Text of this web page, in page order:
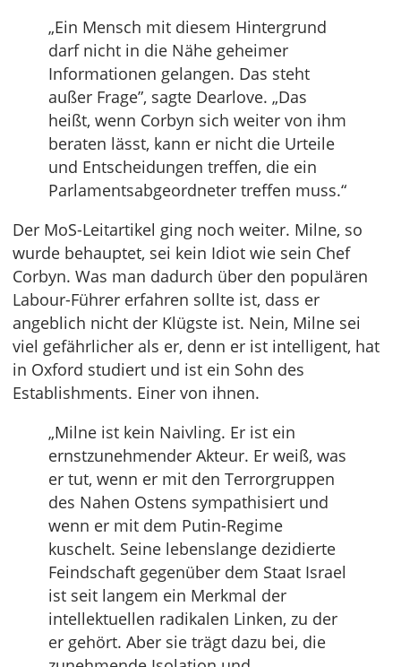
„Ein Mensch mit diesem Hintergrund
darf nicht in die Nähe geheimer
Informationen gelangen. Das steht
außer Frage”, sagte Dearlove. „Das
heißt, wenn Corbyn sich weiter von ihm
beraten lässt, kann er nicht die Urteile
und Entscheidungen treffen, die ein
Parlamentsabgeordneter treffen muss.“
Der MoS-Leitartikel ging noch weiter. Milne, so
wurde behauptet, sei kein Idiot wie sein Chef
Corbyn. Was man dadurch über den populären
Labour-Führer erfahren sollte ist, dass er
angeblich nicht der Klügste ist. Nein, Milne sei
viel gefährlicher als er, denn er ist intelligent, hat
in Oxford studiert und ist ein Sohn des
Establishments. Einer von ihnen.
„Milne ist kein Naivling. Er ist ein
ernstzunehmender Akteur. Er weiß, was
er tut, wenn er mit den Terrorgruppen
des Nahen Ostens sympathisiert und
wenn er mit dem Putin-Regime
kuschelt. Seine lebenslange dezidierte
Feindschaft gegenüber dem Staat Israel
ist seit langem ein Merkmal der
intellektuellen radikalen Linken, zu der
er gehört. Aber sie trägt dazu bei, die